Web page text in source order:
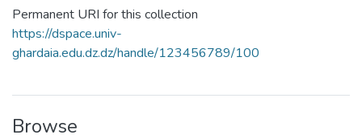
Permanent URI for this collection
https://dspace.univ-
ghardaia.edu.dz.dz/handle/123456789/100
Browse